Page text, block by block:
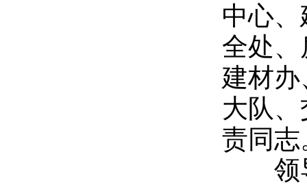
中心
全处
建材
大队
责同志
领导